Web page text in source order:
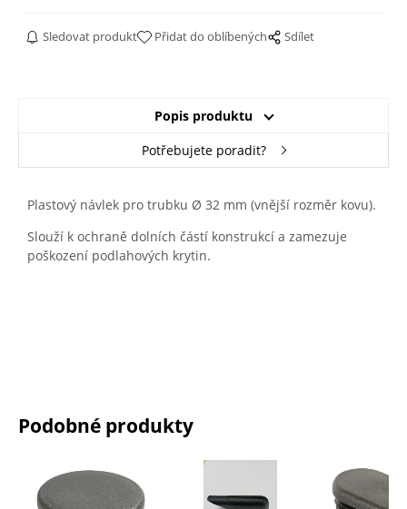
Sledovat produkt Přidat do oblíbených Sdílet
Popis produktu
Potřebujete poradit?
Plastový návlek pro trubku Ø 32 mm (vnější rozměr kovu).
Slouží k ochraně dolních částí konstrukcí a zamezuje
poškození podlahových krytin.
Podobné produkty